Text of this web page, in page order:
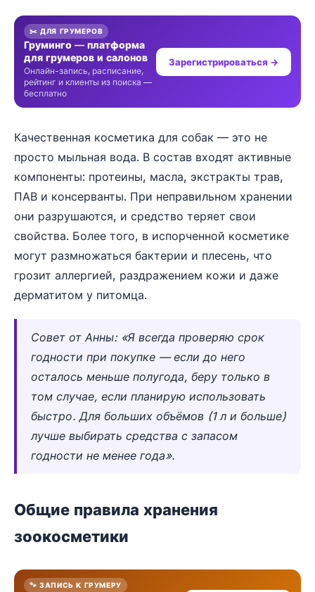
✂️ ДЛЯ ГРУМЕРОВ
Груминго — платформа
для грумеров и салонов
Онлайн-запись, расписание,
рейтинг и клиенты из поиска —
бесплатно
Зарегистрироваться →
Качественная косметика для собак — это не
просто мыльная вода. В состав входят активные
компоненты: протеины, масла, экстракты трав,
ПАВ и консерванты. При неправильном хранении
они разрушаются, и средство теряет свои
свойства. Более того, в испорченной косметике
могут размножаться бактерии и плесень, что
грозит аллергией, раздражением кожи и даже
дерматитом у питомца.
Совет от Анны: «Я всегда проверяю срок
годности при покупке — если до него
осталось меньше полугода, беру только в
том случае, если планирую использовать
быстро. Для больших объёмов (1 л и больше)
лучше выбирать средства с запасом
годности не менее года».
Общие правила хранения
зоокосметики
🐾 ЗАПИСЬ К ГРУМЕРУ